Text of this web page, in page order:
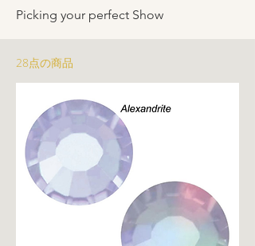
Picking your perfect Show
28点の商品